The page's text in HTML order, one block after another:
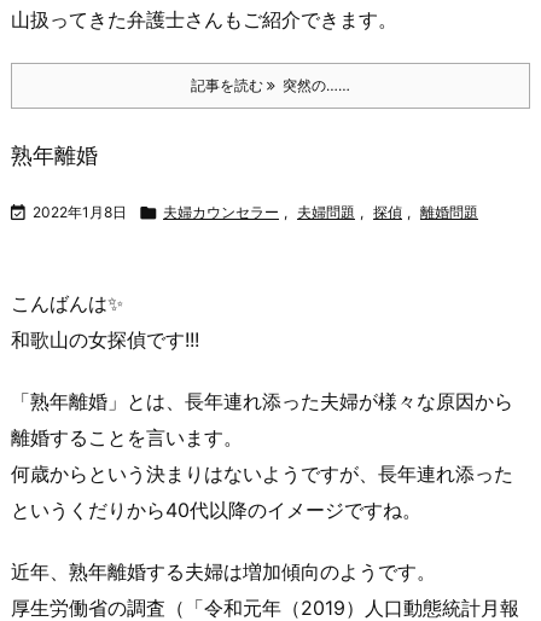
山扱ってきた弁護士さんもご紹介できます。
記事を読む 突然の……
熟年離婚
 2022年1月8日  夫婦カウンセラー , 夫婦問題 , 探偵 , 離婚問題
こんばんは✨
和歌山の女探偵です!!!
「熟年離婚 」とは、長年連れ添った夫婦が様々な原因から
離婚することを言います。
何歳からという決まりはないようですが、長年連れ添った
というくだりから40代以降のイメージですね。
近年、 熟年離婚する夫婦は増加傾向のようです。
厚生労働省の調査 （「令和元年（2019）人口動態統計月報